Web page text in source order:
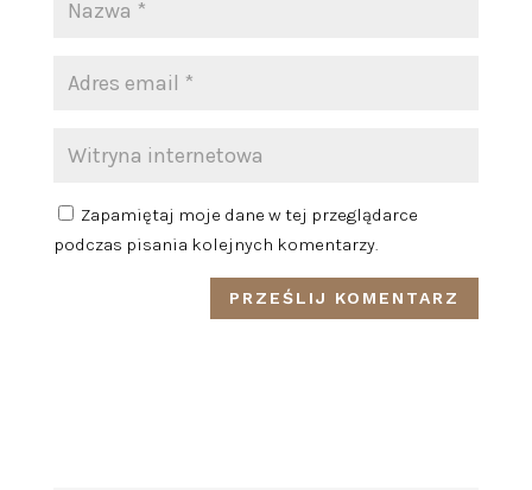
Zapamiętaj moje dane w tej przeglądarce
podczas pisania kolejnych komentarzy.